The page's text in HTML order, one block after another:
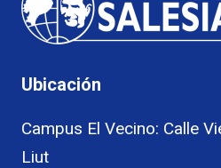
Ubicación
Campus El Vecino: Calle
Liut